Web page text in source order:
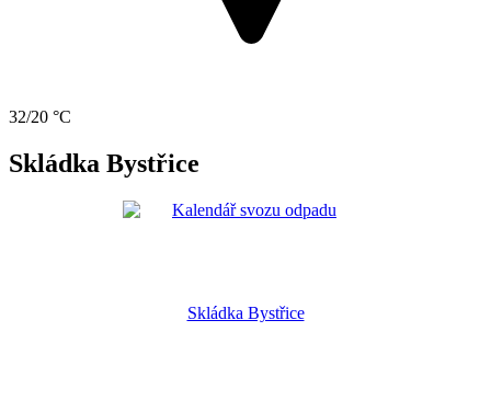
32/20 °C
Skládka Bystřice
Skládka Bystřice